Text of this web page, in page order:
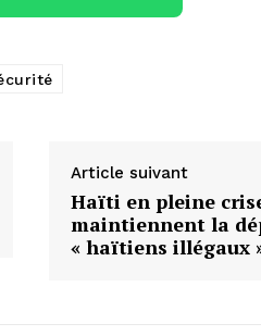
Article suivant
Haïti en pleine
maintiennent la
« haïtiens illégaux